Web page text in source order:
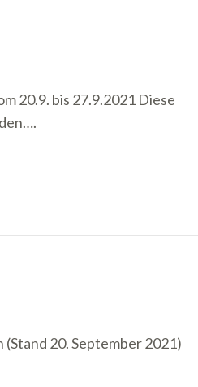
20.9. bis 27.9.2021 Diese
20. September 2021)